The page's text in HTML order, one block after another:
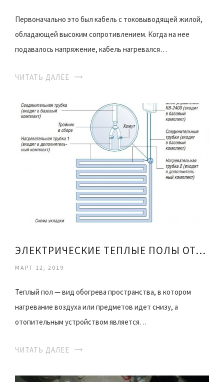
Первоначально это был кабель с токовыводящей жилой,
обладающей высоким сопротивлением. Когда на нее
подавалось напряжение, кабель нагревался…
ЧИТАТЬ ДАЛЕЕ
ЭЛЕКТРИЧЕСКИЕ ТЕПЛЫЕ ПОЛЫ ОТЗЫВЫ
МАРТ 12, 2019
Теплый пол — вид обогрева пространства, в котором
нагревание воздуха или предметов идет снизу, а
отопительным устройством является…
ЧИТАТЬ ДАЛЕЕ